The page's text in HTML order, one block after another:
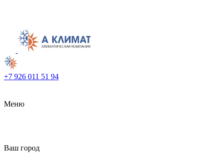
+7 926 011 51 94
Меню
Ваш город